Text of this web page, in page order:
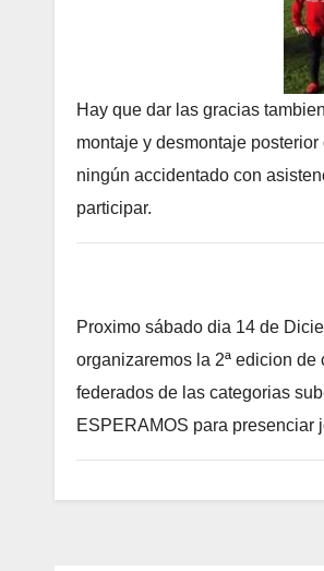
Hay que dar las gracias
montaje y desmontaje
ningún accidentado con
participar.
Proximo sábado dia 14 de
organizaremos la 2ª edicion
federados de las categorias
ESPERAMOS para presenciar